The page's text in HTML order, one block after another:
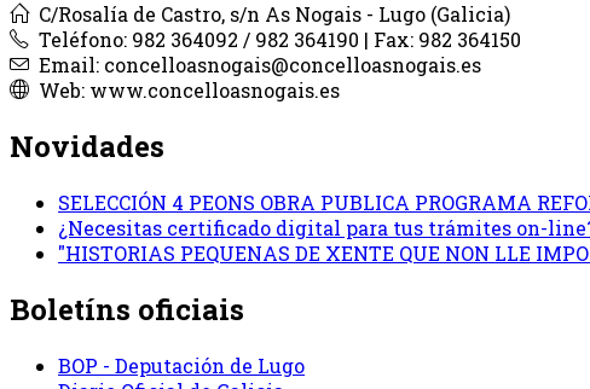
C/Rosalía de Castro, s/n As Nogais - Lugo (Galicia)
Teléfono: 982 364092 / 982 364190 | Fax: 982 364150
Email: concelloasnogais@concelloasnogais.es
Web: www.concelloasnogais.es
Novidades
SELECCIÓN 4 PEONS OBRA PUBLICA PROGRAMA
¿Necesitas certificado digital para tus trámites on-
"HISTORIAS PEQUENAS DE XENTE QUE NON LLE
Boletíns oficiais
BOP - Deputación de Lugo